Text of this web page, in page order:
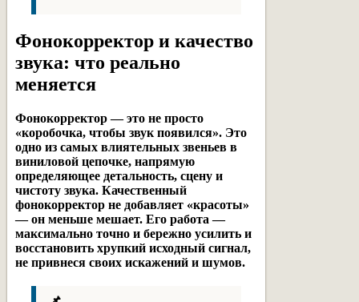
Фонокорректор и качество
звука: что реально
меняется
Фонокорректор — это не просто
«коробочка, чтобы звук появился». Это
одно из самых влиятельных звеньев в
виниловой цепочке, напрямую
определяющее детальность, сцену и
чистоту звука. Качественный
фонокорректор не добавляет «красоты»
— он меньше мешает. Его работа —
максимально точно и бережно усилить и
восстановить хрупкий исходный сигнал,
не привнеся своих искажений и шумов.